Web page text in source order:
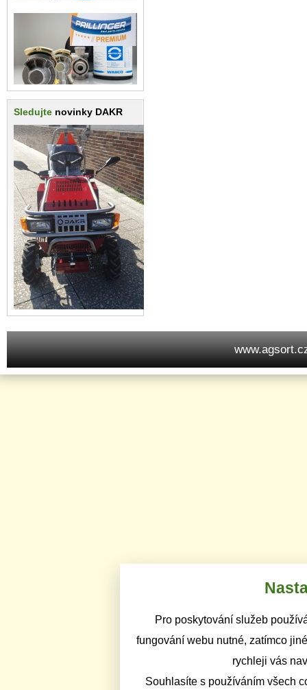
Pro poskytování služeb
fungování webu nutné, zatímco
rychleji vás
Souhlasíte s používáním všech
Sledujte novinky DAKR